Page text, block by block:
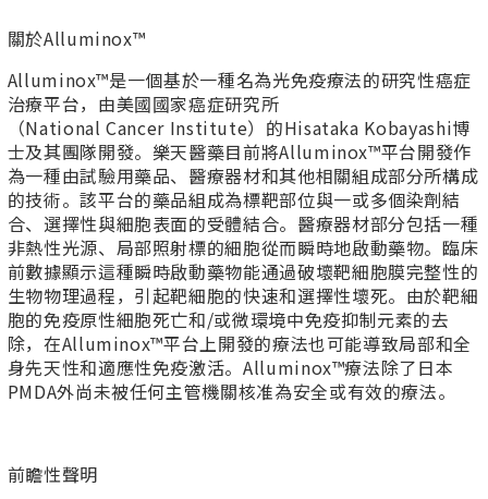
關於Alluminox™
Alluminox™是一個基於一種名為光免疫療法的研究性癌症
治療平台，由美國國家癌症研究所
（National Cancer Institute）的Hisataka Kobayashi博
士及其團隊開發。樂天醫藥目前將Alluminox™平台開發作
為一種由試驗用藥品、醫療器材和其他相關組成部分所構成
的技術。該平台的藥品組成為標靶部位與一或多個染劑結
合、選擇性與細胞表面的受體結合。醫療器材部分包括一種
非熱性光源、局部照射標的細胞從而瞬時地啟動藥物。臨床
前數據顯示這種瞬時啟動藥物能通過破壞靶細胞膜完整性的
生物物理過程，引起靶細胞的快速和選擇性壞死。由於靶細
胞的免疫原性細胞死亡和/或微環境中免疫抑制元素的去
除，在Alluminox™平台上開發的療法也可能導致局部和全
身先天性和適應性免疫激活。Alluminox™療法除了日本
PMDA外尚未被任何主管機關核准為安全或有效的療法。
前瞻性聲明